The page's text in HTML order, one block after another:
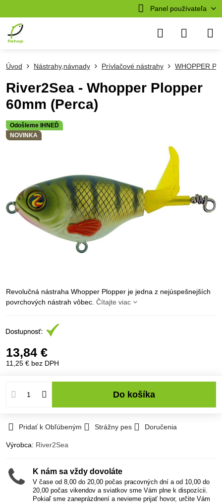
Panel používateľa
Odošleme IHNEĎ
NOVINKA
Úvod Nástrahy,návnady Prívlačové nástrahy WHOPPER
River2Sea - Whopper Plopper
60mm (Perca)
Revolučná nástraha Whopper Plopper je jedna z nejúspešnejších
povrchových nástrah vôbec. Čítajte viac
13,84 €
11,25 € bez DPH
Do košíka
Pridať k Obľúbeným Strážny pes Doručenia
Výrobca: River2Sea
K nám sa vždy dovoláte
V čase od 8,00 do 20,00 počas pracovných dní a od 10,00 do
20,00 počas vikendov a sviatkov sme Vám plne k dispozícii.
Pokiaľ sme zaneprázdnení a nevieme prijať hovor, určite Vám